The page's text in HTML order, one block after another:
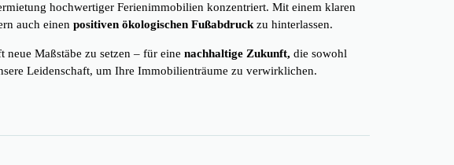
hochwertiger Ferienimmobilien konzentriert. Mit einem klaren
auch einen positiven ökologischen Fußabdruckzu hinterlassen.
Maßstäbe zu setzen – für eine nachhaltige Zukunft, die sowohl
Leidenschaft, um Ihre Immobilienträume zu verwirklichen.